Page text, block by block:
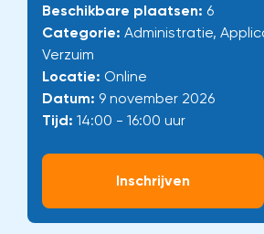
Beschikbare plaatsen: 6
Categorie: Administratie,
Verzuim
Locatie: Online
Datum: 9 november 2026
Tijd: 14:00 - 16:00 uur
Inschrijven